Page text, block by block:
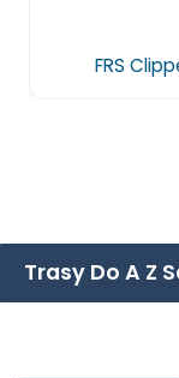
FRS
Trasy Do A Z